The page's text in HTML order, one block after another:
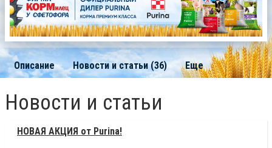
Описание Новости и статьи (36) Еще
Новости и статьи
НОВАЯ АКЦИЯ от Purina!